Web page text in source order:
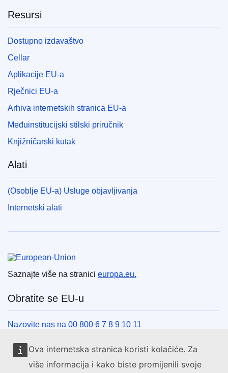
Ova internetska stranica koristi kolačiće. Za
više informacija i kako biste promijenili svoje
Resursi
Dostupno izdavaštvo
Cellar
Aplikacije EU-a
Rječnici EU-a
Arhiva internetskih stranica EU-a
Međuinstitucijski stilski priručnik
Knjižničarski kutak
Alati
(Osoblje EU-a) Usluge objavljivanja
Internetski alati
Saznajte više na stranici europa.eu.
Obratite se EU-u
Nazovite nas na 00 800 6 7 8 9 10 11
Uspostavite telefonsku vezu na drugi način
Pišite nam služeći se našim obrascem za kontakt